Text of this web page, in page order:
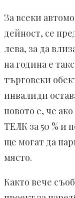
За всеки
дейност, се
лева, за да
на година е
търговски
инвалиди
новото е, че
ТЕЛК за 50 % и
ще могат да
място.
Както вече